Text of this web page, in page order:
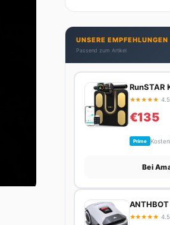
man Job und
bekommt. Privat ist
Süchtige (3+ Tassen
Hörerin und
liebsten in der
UNSERE EMPFEHLUNGEN
Passend zum Artikel
RunSTAR
★★★★★
€135
Prime
Bei
★★★★★